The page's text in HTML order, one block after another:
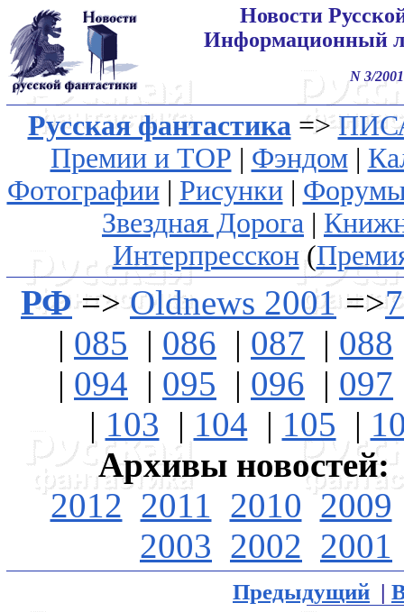
Новости
Информационный
N 3/
Русская фантастика=>
Премии и ТОР | Фэндом|
Фотографии| Рисунки|
Звездная Дорога |
Интерпресскон(
РФ=>Oldnews 2001 =>
| 085 | 086 | 087 | 088
| 094 | 095 | 096 | 097
| 103 | 104 | 105 |
Архивы новостей:
2012 2011 2010 2009
2003 2002 2001
Предыдущий |